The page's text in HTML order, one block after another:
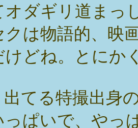
オダギリ道まっ
クは物語的、映
けどね。とにか
出てる特撮出身
っぱいで、やっ